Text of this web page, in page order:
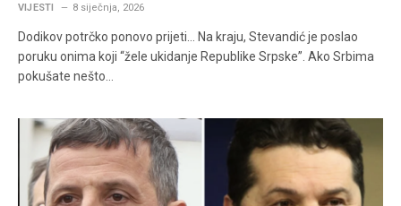
VIJESTI 8 siječnja, 2026
Dodikov potrčko ponovo prijeti… Na kraju, Stevandić je poslao
poruku onima koji “žele ukidanje Republike Srpske”. Ako Srbima
pokušate nešto…